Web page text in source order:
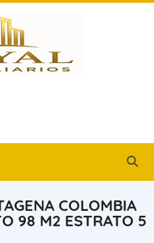
COLOMBIA
98 M2 ESTRATO 5